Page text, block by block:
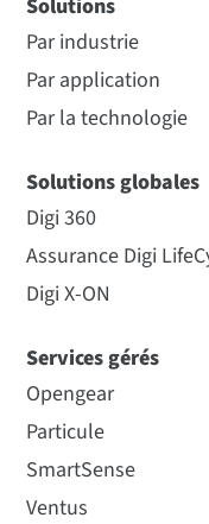
4/an
Accès aux outils
la cybersécurité
✓
Digi ConnectCore
CC-
Comment acheter
Digi ConnectCore
an
CC-
Comment acheter
gestion et la
de la famille de SOM
Digi ConnectCore .
Lire le communiqué
de presse
Digi ConnectCore
Guide de
des produits
Solutions
Par industrie
Par application
Par la technologie
Solutions globales
Digi 360
Assurance Digi
Digi X-ON
Services gérés
Opengear
Particule
SmartSense
Ventus